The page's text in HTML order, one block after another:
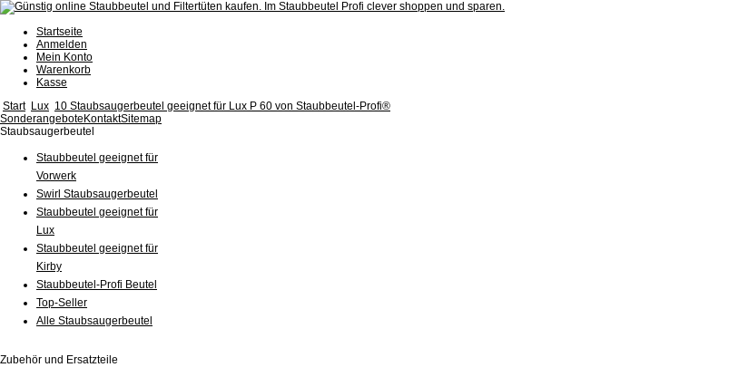
Startseite
Anmelden
Mein Konto
Warenkorb
Kasse
Start Lux 10 Staubsaugerbeutel geeignet für Lux P 60 von Staubbeutel-Profi®
Sonderangebote KontaktSitemap
Staubsaugerbeutel
Staubbeutel geeignet für
Vorwerk
Swirl Staubsaugerbeutel
Staubbeutel geeignet für
Lux
Staubbeutel geeignet für
Kirby
Staubbeutel-Profi Beutel
Top-Seller
Alle Staubsaugerbeutel
Zubehör und Ersatzteile